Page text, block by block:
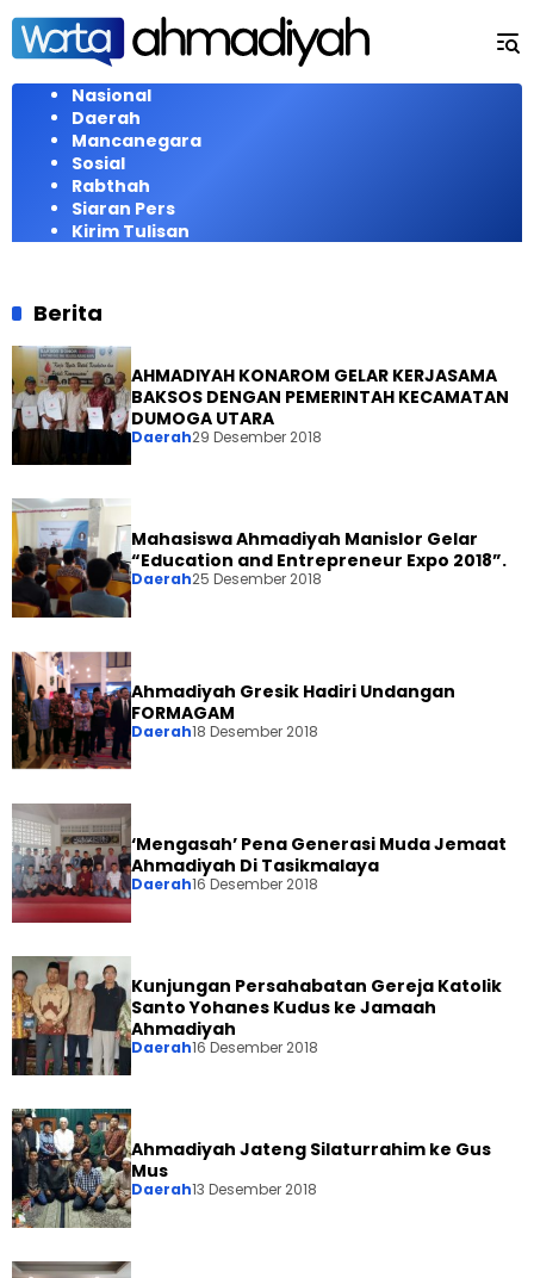
Langsung
konten
Nasional
Daerah
Mancanegara
Sosial
Rabthah
Siaran Pers
Kirim Tulisan
Berita
AHMADIYAH KONAROM GELAR KERJASAMA
BAKSOS DENGAN PEMERINTAH KECAMATAN
DUMOGA UTARA
Daerah29 Desember 2018
Mahasiswa Ahmadiyah Manislor Gelar
“Education and Entrepreneur Expo 2018”.
Daerah25 Desember 2018
Ahmadiyah Gresik Hadiri Undangan
FORMAGAM
Daerah18 Desember 2018
‘Mengasah’ Pena Generasi Muda Jemaat
Ahmadiyah Di Tasikmalaya
Daerah16 Desember 2018
Kunjungan Persahabatan Gereja Katolik
Santo Yohanes Kudus ke Jamaah
Ahmadiyah
Daerah16 Desember 2018
Ahmadiyah Jateng Silaturrahim ke Gus
Mus
Daerah13 Desember 2018